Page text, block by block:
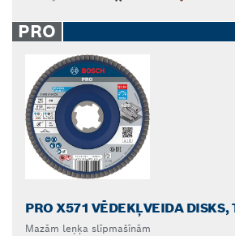
PRO
PRO X571 VĒDEKĻVEIDA DISKS,
Mazām leņķa slīpmašīnām